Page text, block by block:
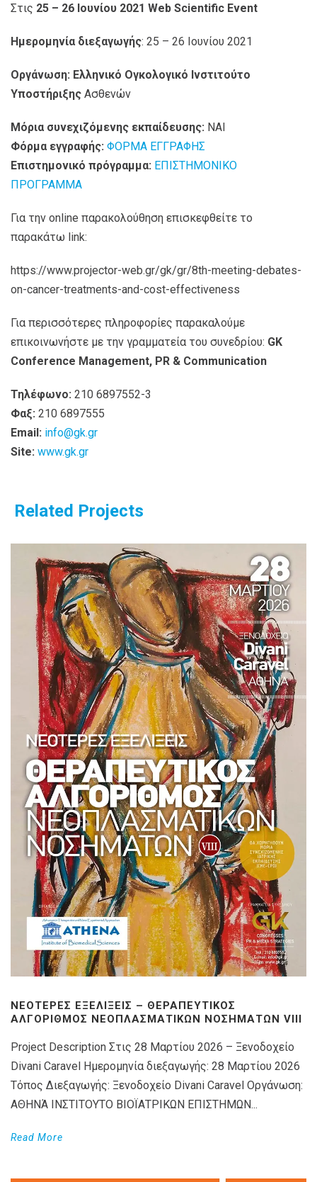
Στις 25 – 26 Ιουνίου 2021 Web Scientific Event
Ημερομηνία διεξαγωγής: 25 – 26 Ιουνίου 2021
Οργάνωση: Ελληνικό Ογκολογικό Ινστιτούτο
Υποστήριξης Ασθενών
Μόρια συνεχιζόμενης εκπαίδευσης: ΝΑΙ
Φόρμα εγγραφής: ΦΟΡΜΑ ΕΓΓΡΑΦΗΣ
Επιστημονικό πρόγραμμα: ΕΠΙΣΤΗΜΟΝΙΚΟ
ΠΡΟΓΡΑΜΜΑ
Για την online παρακολούθηση επισκεφθείτε το
παρακάτω link:
https://www.projector-web.gr/gk/gr/8th-meeting-debates-
on-cancer-treatments-and-cost-effectiveness
Για περισσότερες πληροφορίες παρακαλούμε
επικοινωνήστε με την γραμματεία του συνεδρίου: GK
Conference Management, PR & Communication
Τηλέφωνο: 210 6897552-3
Φαξ: 210 6897555
Email: info@gk.gr
Site: www.gk.gr
Related Projects
ΝΕΌΤΕΡΕΣ ΕΞΕΛΊΞΕΙΣ – ΘΕΡΑΠΕΥΤΙΚΌΣ
ΑΛΓΌΡΙΘΜΟΣ ΝΕΟΠΛΑΣΜΑΤΙΚΏΝ ΝΟΣΗΜΆΤΩΝ VIIΙ
Project Description Στις 28 Μαρτίου 2026 – Ξενοδοχείο
Divani Caravel Ημερομηνία διεξαγωγής: 28 Μαρτίου 2026
Τόπος Διεξαγωγής: Ξενοδοχείο Divani Caravel Οργάνωση:
ΑΘΗΝΆ ΙΝΣΤΙΤΟΥΤΟ ΒΙΟΪΑΤΡΙΚΩΝ ΕΠΙΣΤΗΜΩΝ...
Read More